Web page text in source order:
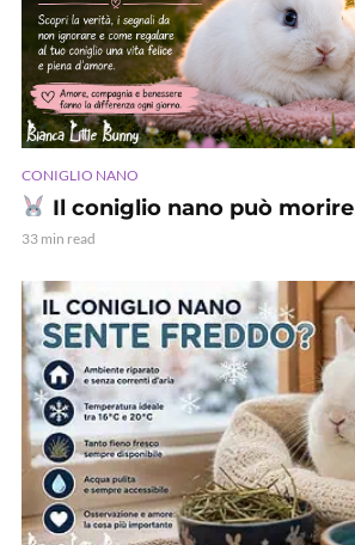
CONIGLIO NANO
Il coniglio nano può
33 min read